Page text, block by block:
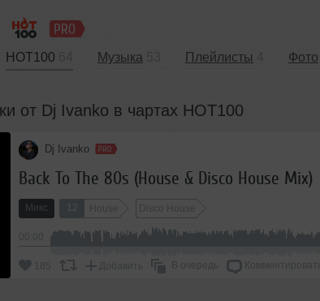
HOT100 Музыка Плейлисты Фото
от Dj Ivanko в чартах HOT100
Dj Ivanko
Back To The 80s (House & Disco House Mix)
Микс 12 House Disco House
185 Добавить В очередь Комментировать